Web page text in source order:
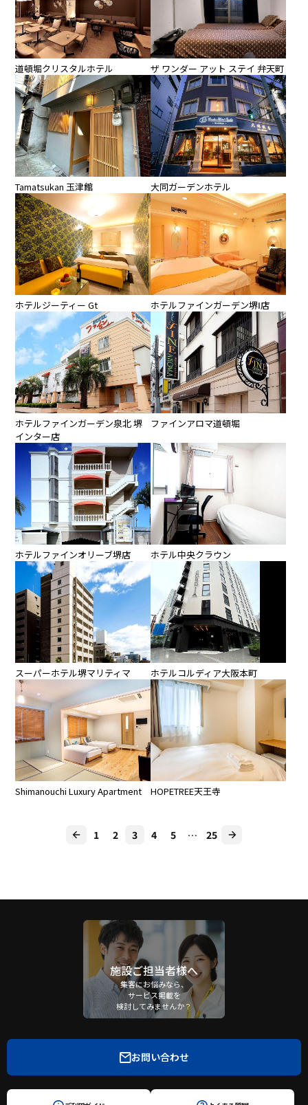
道頓堀クリスタルホテル ザ ワンダー アット ステイ 弁天町
Tamatsukan 玉津館 大同ガーデンホテル
ホテルジーティー Gt ホテルファインガーデン堺Ⅰ店
ホテルファインガーデン泉北 堺
インター店
ファインアロマ道頓堀
ホテルファインオリーブ堺店 ホテル中央クラウン
スーパーホテル堺マリティマ ホテルコルディア大阪本町
Shimanouchi Luxury Apartment HOPETREE天王寺
1 2 3 4 5 … 25
施設ご担当者様へ
集客にお悩みなら、
サービス掲載を
検討してみませんか？
お問い合わせ